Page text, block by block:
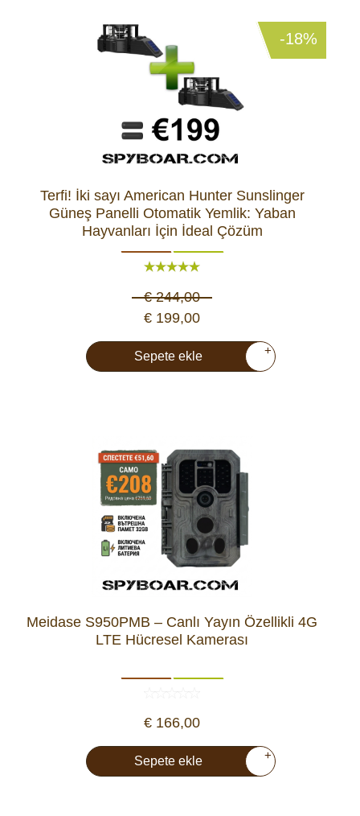
-18%
Terfi! İki sayı American Hunter Sunslinger
Güneş Panelli Otomatik Yemlik: Yaban
Hayvanları İçin İdeal Çözüm
€ 244,00
€ 199,00
Sepete ekle +
Meidase S950PMB – Canlı Yayın Özellikli 4G
LTE Hücresel Kamerası
€ 166,00
Sepete ekle +